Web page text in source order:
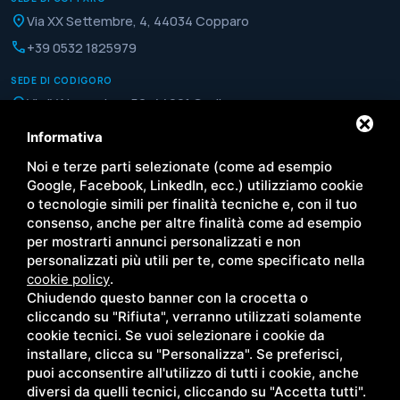
Informativa
Noi e terze parti selezionate (come ad esempio
Google, Facebook, LinkedIn, ecc.) utilizziamo cookie
o tecnologie simili per finalità tecniche e, con il tuo
consenso, anche per altre finalità come ad esempio
per mostrarti annunci personalizzati e non
personalizzati più utili per te, come specificato nella
cookie policy.
Chiudendo questo banner con la crocetta o
cliccando su "Rifiuta", verranno utilizzati solamente
cookie tecnici. Se vuoi selezionare i cookie da
installare, clicca su "Personalizza". Se preferisci,
puoi acconsentire all'utilizzo di tutti i cookie, anche
diversi da quelli tecnici, cliccando su "Accetta tutti".
location_onVia XX Settembre, 4, 44034 Copparo
phone+39 0532 1825979
SEDE DI CODIGORO
location_onVia IV Novembre, 56, 44021 Codigoro
+39 0533 370146
QUICK LINKS
Home
Chi siamo
Servizi
Territorio
Esperienze
Novità
Campagna
Paese
Copparo
Codigoro
News
Vendi casa
Contatti